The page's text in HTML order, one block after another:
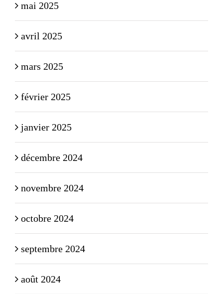
mai 2025
avril 2025
mars 2025
février 2025
janvier 2025
décembre 2024
novembre 2024
octobre 2024
septembre 2024
août 2024